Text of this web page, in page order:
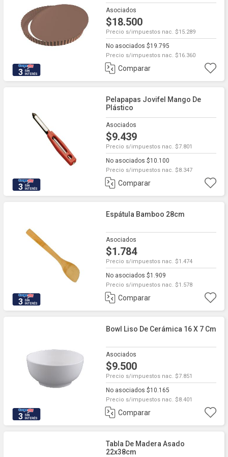
3
Asociados
$18.500
Precio s/impuestos nac. $15.289
No asociados $19.795
Precio s/impuestos nac. $16.360
Comparar
3
Pelapapas Jovifel Mango De
Plástico
Asociados
$9.439
Precio s/impuestos nac. $7.801
No asociados $10.100
Precio s/impuestos nac. $8.347
Comparar
3
Espátula Bamboo 28cm
Asociados
$1.784
Precio s/impuestos nac. $1.474
No asociados $1.909
Precio s/impuestos nac. $1.578
Comparar
3
Bowl Liso De Cerámica 16 X 7 Cm
Asociados
$9.500
Precio s/impuestos nac. $7.851
No asociados $10.165
Precio s/impuestos nac. $8.401
Comparar
Tabla De Madera Asado
22x38cm